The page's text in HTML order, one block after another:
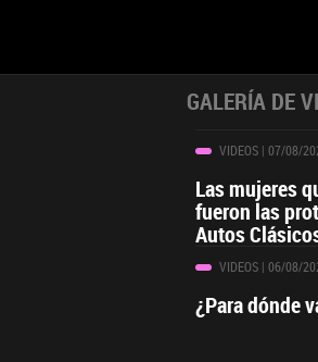
GALERÍA DE
VIDEOS| 07/08/
Las mujeres
fueron las
Autos
VIDEOS| 06/08/
¿Para dónde